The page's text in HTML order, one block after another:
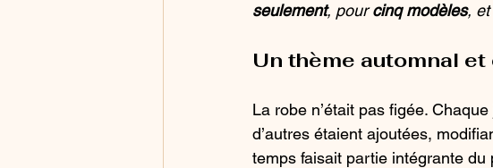
seulement, pour cinq modèles, et
Un thème automnal et
La robe n’était pas figée.
d’autres étaient ajoutées,
temps faisait partie intégrante du